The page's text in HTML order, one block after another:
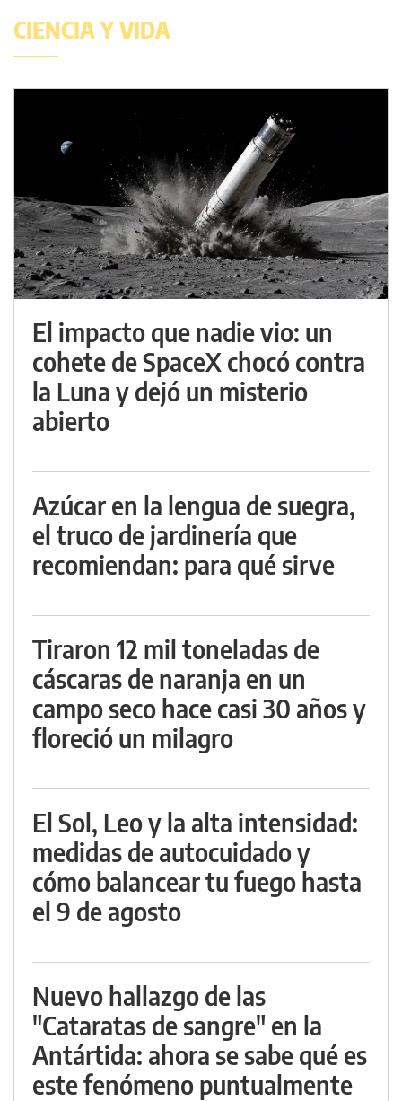
CIENCIA Y VIDA
El impacto que nadie vio: un
cohete de SpaceX chocó contra
la Luna y dejó un misterio
abierto
Azúcar en la lengua de suegra,
el truco de jardinería que
recomiendan: para qué sirve
Tiraron 12 mil toneladas de
cáscaras de naranja en un
campo seco hace casi 30 años y
floreció un milagro
El Sol, Leo y la alta intensidad:
medidas de autocuidado y
cómo balancear tu fuego hasta
el 9 de agosto
Nuevo hallazgo de las
"Cataratas de sangre" en la
Antártida: ahora se sabe qué es
este fenómeno puntualmente